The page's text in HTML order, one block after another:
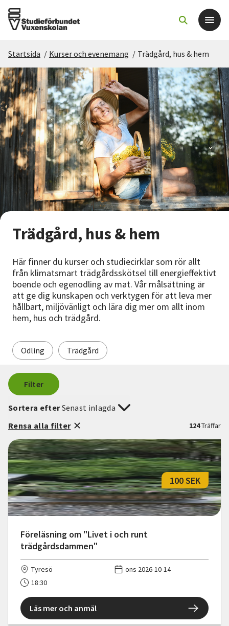
Det här gör vi
För dig som
Sök kurser och evenemang
Om SV
Starta studiecirkel
Cirkelledare
Nyheter
Avdelningar
Lyssna
Startsida / Kurser och evenemang / Trädgård, hus & hem
Trädgård, hus & hem
Här finner du kurser och studiecirklar som rör allt
från klimatsmart trädgårdsskötsel till energieffektivt
boende och egenodling av mat. Vår målsättning är
att ge dig kunskapen och verktygen för att leva mer
hållbart, miljövänligt och lära dig mer om allt inom
hem, hus och trädgård.
Odling Trädgård
Filter
124Träffar
Sortera efterSenast inlagda
Rensa alla filter
Föreläsning om "Livet i och runt
trädgårdsdammen"
100 SEK
Tyresö
ons 2026-10-14
18:30
Läs mer och anmäl